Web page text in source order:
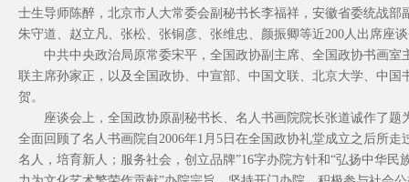
士生导师陈醉，北京市人大常委会副秘书长李福祥，安徽省委统战
朱守道、赵立凡、张松、张铜彦、张维忠、颜振卿等近200人出席座
中共中央政治局原常委宋平，全国政协副主席、全国政协书画
联主席孙家正，以及全国政协、中宣部、中国文联、北京大学、中
贺。
座谈会上，全国政协原副秘书长、名人书画院院长张道诚作了题
全面回顾了名人书画院自2006年1月5日在全国政协礼堂成立之后所
名人，培育新人；服务社会，创立品牌”16字办院方针和“弘扬中华民